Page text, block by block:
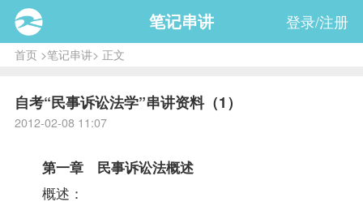
笔记串讲 登录/注册
首页>笔记串讲> 正文
自考“民事诉讼法学”串讲资料（1）
2012-02-08 11:07
第一章 民事诉讼法概述
概述：